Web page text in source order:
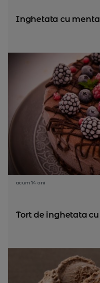
Inghetata cu menta
acum 14 ani
Tort de inghetata cu